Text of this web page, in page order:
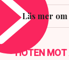
Läs mer
HOTEN MOT